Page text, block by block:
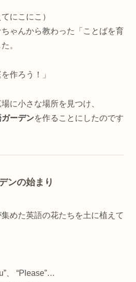
にこにこ）
ゃんから教わった「ことばを育
。
作ろう！」
に小さな場所を見つけ、
ーデンを作ることにしたのです
ンの始まり
めた英語の花たちを土に植えて
、 “Please”…